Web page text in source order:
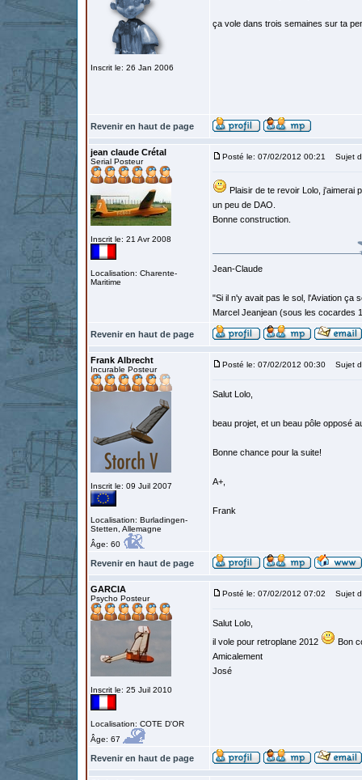
Inscrit le: 26 Jan 2006
ça vole dans trois semaines sur ta
Revenir en haut de page
jean claude Crétal
Serial Posteur
Inscrit le: 21 Avr 2008
Localisation: Charente-
Maritime
Posté le: 07/02/2012 00:21 Sujet
Plaisir de te revoir Lolo, j'aimerai
un peu de DAO.
Bonne construction.
Jean-Claude
"Si il n'y avait pas le sol, l'Aviation ça
Marcel Jeanjean (sous les cocardes
Revenir en haut de page
Frank Albrecht
Incurable Posteur
Inscrit le: 09 Juil 2007
Localisation: Burladingen-
Stetten, Allemagne
Âge: 60
Posté le: 07/02/2012 00:30 Sujet
Salut Lolo,
beau projet, et un beau pôle opposé
Bonne chance pour la suite!
A+,
Frank
Revenir en haut de page
GARCIA
Psycho Posteur
Inscrit le: 25 Juil 2010
Localisation: COTE D'OR
Âge: 67
Posté le: 07/02/2012 07:02 Sujet
Salut Lolo,
il vole pour retroplane 2012
Bon
Amicalement
José
Revenir en haut de page